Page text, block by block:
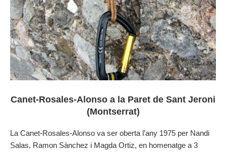
Canet-Rosales-Alonso a la Paret de Sant Jeroni
(Montserrat)
La Canet-Rosales-Alonso va ser oberta l’any 1975 per Nandi
Salas, Ramon Sànchez i Magda Ortiz, en homenatge a 3